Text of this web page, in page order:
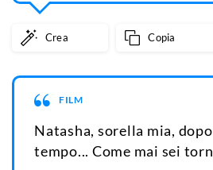
Crea Copia
FILM
Natasha, sorella mia,
tempo... Come mai sei